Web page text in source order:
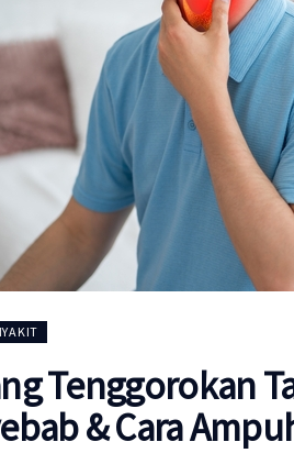
Tenggorokan
& Cara